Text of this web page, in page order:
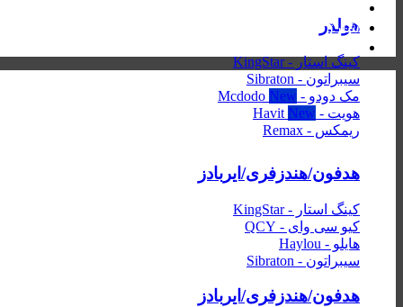
هولدر
کینگ استار - KingStar
سیبراتون - Sibraton
مک دودو - Mcdodo
هویت - Havit
ریمکس - Remax
هدفون/هندزفری/ایربادز
کینگ استار - KingStar
کیو سی وای - QCY
هایلو - Haylou
سیبراتون - Sibraton
هدفون/هندزفری/ایربادز
شارژ ایمن 2.1A، انتقال سریع داده